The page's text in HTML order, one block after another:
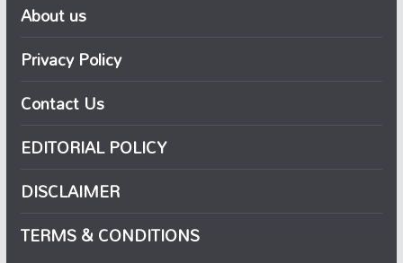
About us
Privacy Policy
Contact Us
EDITORIAL POLICY
DISCLAIMER
TERMS & CONDITIONS